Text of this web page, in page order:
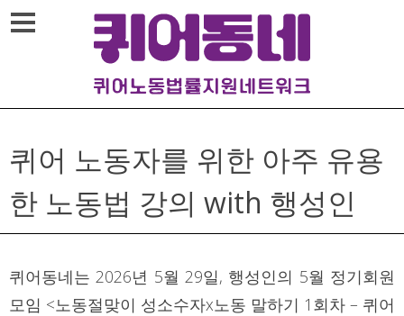
Skip
to
메뉴열기
퀴어 노동자를 위한 아주 유용
한 노동법 강의 with 행성인
퀴어동네는 2026년 5월 29일, 행성인의 5월 정기회원
모임 <노동절맞이 성소수자x노동 말하기 1회차 – 퀴어